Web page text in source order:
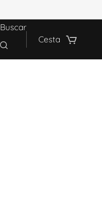
Buscar
Cesta